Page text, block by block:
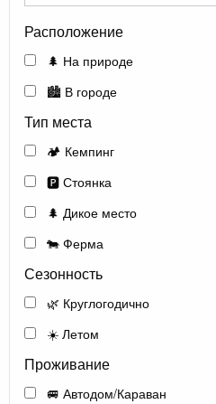
Расположение
🌲 На природе
🏙️ В городе
Тип места
🏕️ Кемпинг
🅿️ Стоянка
🌲 Дикое место
🐄 Ферма
Сезонность
🌿 Круглогодично
☀️ Летом
Проживание
🚐 Автодом/Караван